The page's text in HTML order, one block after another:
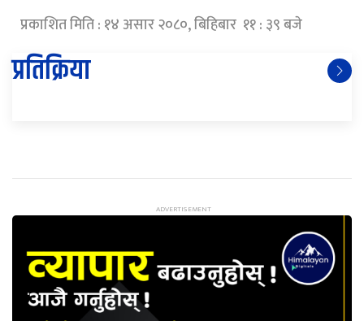
प्रकाशित मिति : १४ असार २०८०, बिहिबार ११ : ३९ बजे
प्रतिक्रिया